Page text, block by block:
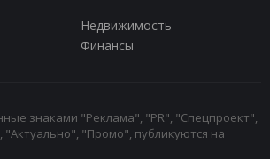
Недвижимость
Финансы
знаками "Реклама", "PR", "Спецпроект",
"Промо", публикуются на